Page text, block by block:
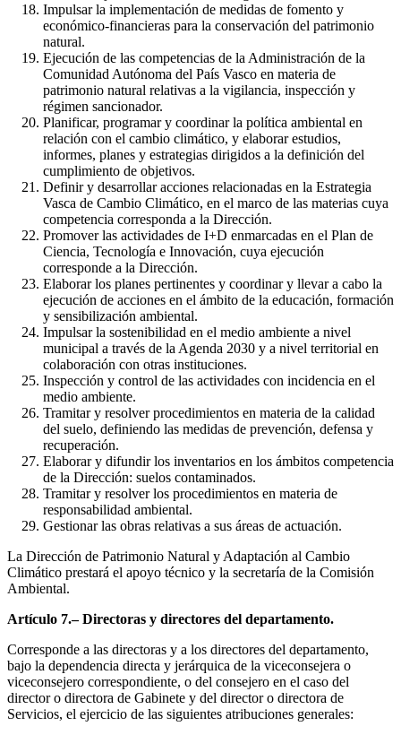
Impulsar la implementación de medidas de fomento y
económico-financieras para la conservación del patrimonio
natural.
Ejecución de las competencias de la Administración de la
Comunidad Autónoma del País Vasco en materia de
patrimonio natural relativas a la vigilancia, inspección y
régimen sancionador.
Planificar, programar y coordinar la política ambiental en
relación con el cambio climático, y elaborar estudios,
informes, planes y estrategias dirigidos a la definición del
cumplimiento de objetivos.
Definir y desarrollar acciones relacionadas en la Estrategia
Vasca de Cambio Climático, en el marco de las materias cuya
competencia corresponda a la Dirección.
Promover las actividades de I+D enmarcadas en el Plan de
Ciencia, Tecnología e Innovación, cuya ejecución
corresponde a la Dirección.
Elaborar los planes pertinentes y coordinar y llevar a cabo la
ejecución de acciones en el ámbito de la educación, formación
y sensibilización ambiental.
Impulsar la sostenibilidad en el medio ambiente a nivel
municipal a través de la Agenda 2030 y a nivel territorial en
colaboración con otras instituciones.
Inspección y control de las actividades con incidencia en el
medio ambiente.
Tramitar y resolver procedimientos en materia de la calidad
del suelo, definiendo las medidas de prevención, defensa y
recuperación.
Elaborar y difundir los inventarios en los ámbitos competencia
de la Dirección: suelos contaminados.
Tramitar y resolver los procedimientos en materia de
responsabilidad ambiental.
Gestionar las obras relativas a sus áreas de actuación.
La Dirección de Patrimonio Natural y Adaptación al Cambio
Climático prestará el apoyo técnico y la secretaría de la Comisión
Ambiental.
Artículo 7.– Directoras y directores del departamento.
Corresponde a las directoras y a los directores del departamento,
bajo la dependencia directa y jerárquica de la viceconsejera o
viceconsejero correspondiente, o del consejero en el caso del
director o directora de Gabinete y del director o directora de
Servicios, el ejercicio de las siguientes atribuciones generales: